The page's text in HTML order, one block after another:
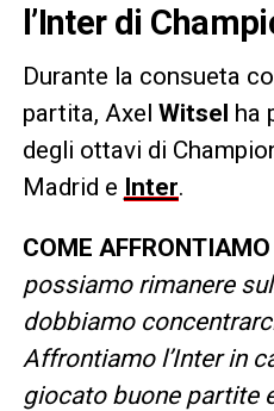
l’Inter di
Durante la consueta
partita, Axel Witsel ha
degli ottavi di
Madrid e Inter.
COME
possiamo rimanere
dobbiamo
Affrontiamo l’Inter in
giocato buone partite